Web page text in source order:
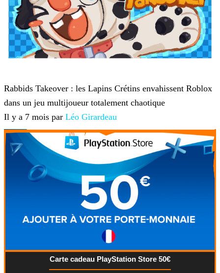
Rabbids Takeover : les Lapins Crétins envahissent Roblox
dans un jeu multijoueur totalement chaotique
Il y a 7 mois par Léo Girardeau
Carte cadeau PlayStation Store 50€